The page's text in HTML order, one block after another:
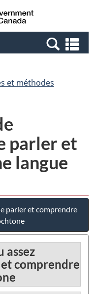
Canada
et
et méthodes
parler et
langue
parler et comprendre
assez
comprendre